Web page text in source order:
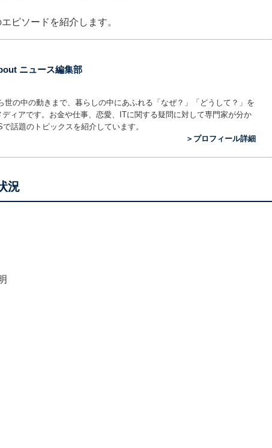
ピソードを紹介します。
ニュース編集部
世の中の動きまで、暮らしの中にあふれる「なぜ？」「どうして？」を
ィアです。お金や仕事、恋愛、ITに関する疑問に対して専門家が分か
話題のトピックスを紹介しています。
＞プロフィール詳細
況